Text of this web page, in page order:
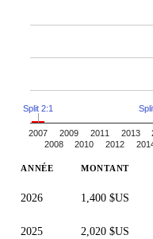
2007
2008
2009
2010
2011
2012
2013
Split 2:1
ANNÉE MONTANT
2026 1,400 $US
2025 2,020 $US